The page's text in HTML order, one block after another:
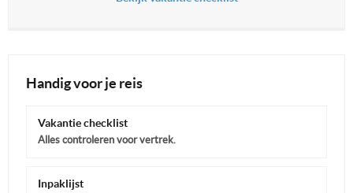
Handig voor je reis
Vakantie checklist
Alles controleren voor vertrek.
Inpaklijst